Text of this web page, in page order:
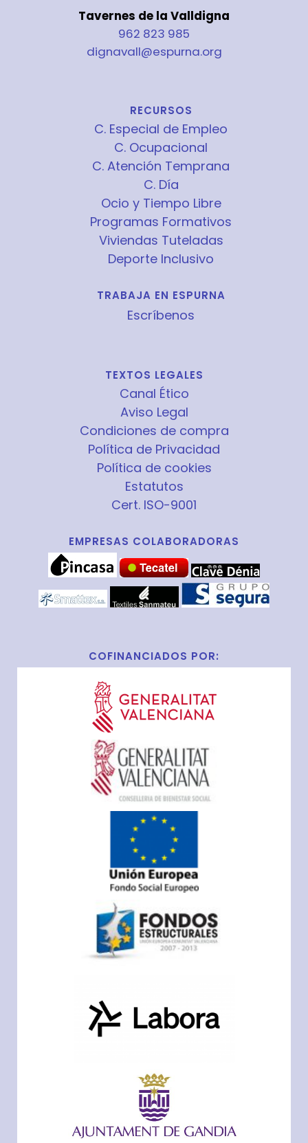
Tavernes de la Valldigna
962 823 985
dignavall@espurna.org
RECURSOS
C. Especial de Empleo
C. Ocupacional
C. Atención Temprana
C. Día
Ocio y Tiempo Libre
Programas Formativos
Viviendas Tuteladas
Deporte Inclusivo
TRABAJA EN ESPURNA
Escríbenos
TEXTOS LEGALES
Canal Ético
Aviso Legal
Condiciones de compra
Política de Privacidad
Política de cookies
Estatutos
Cert. ISO-9001
EMPRESAS COLABORADORAS
COFINANCIADOS POR: